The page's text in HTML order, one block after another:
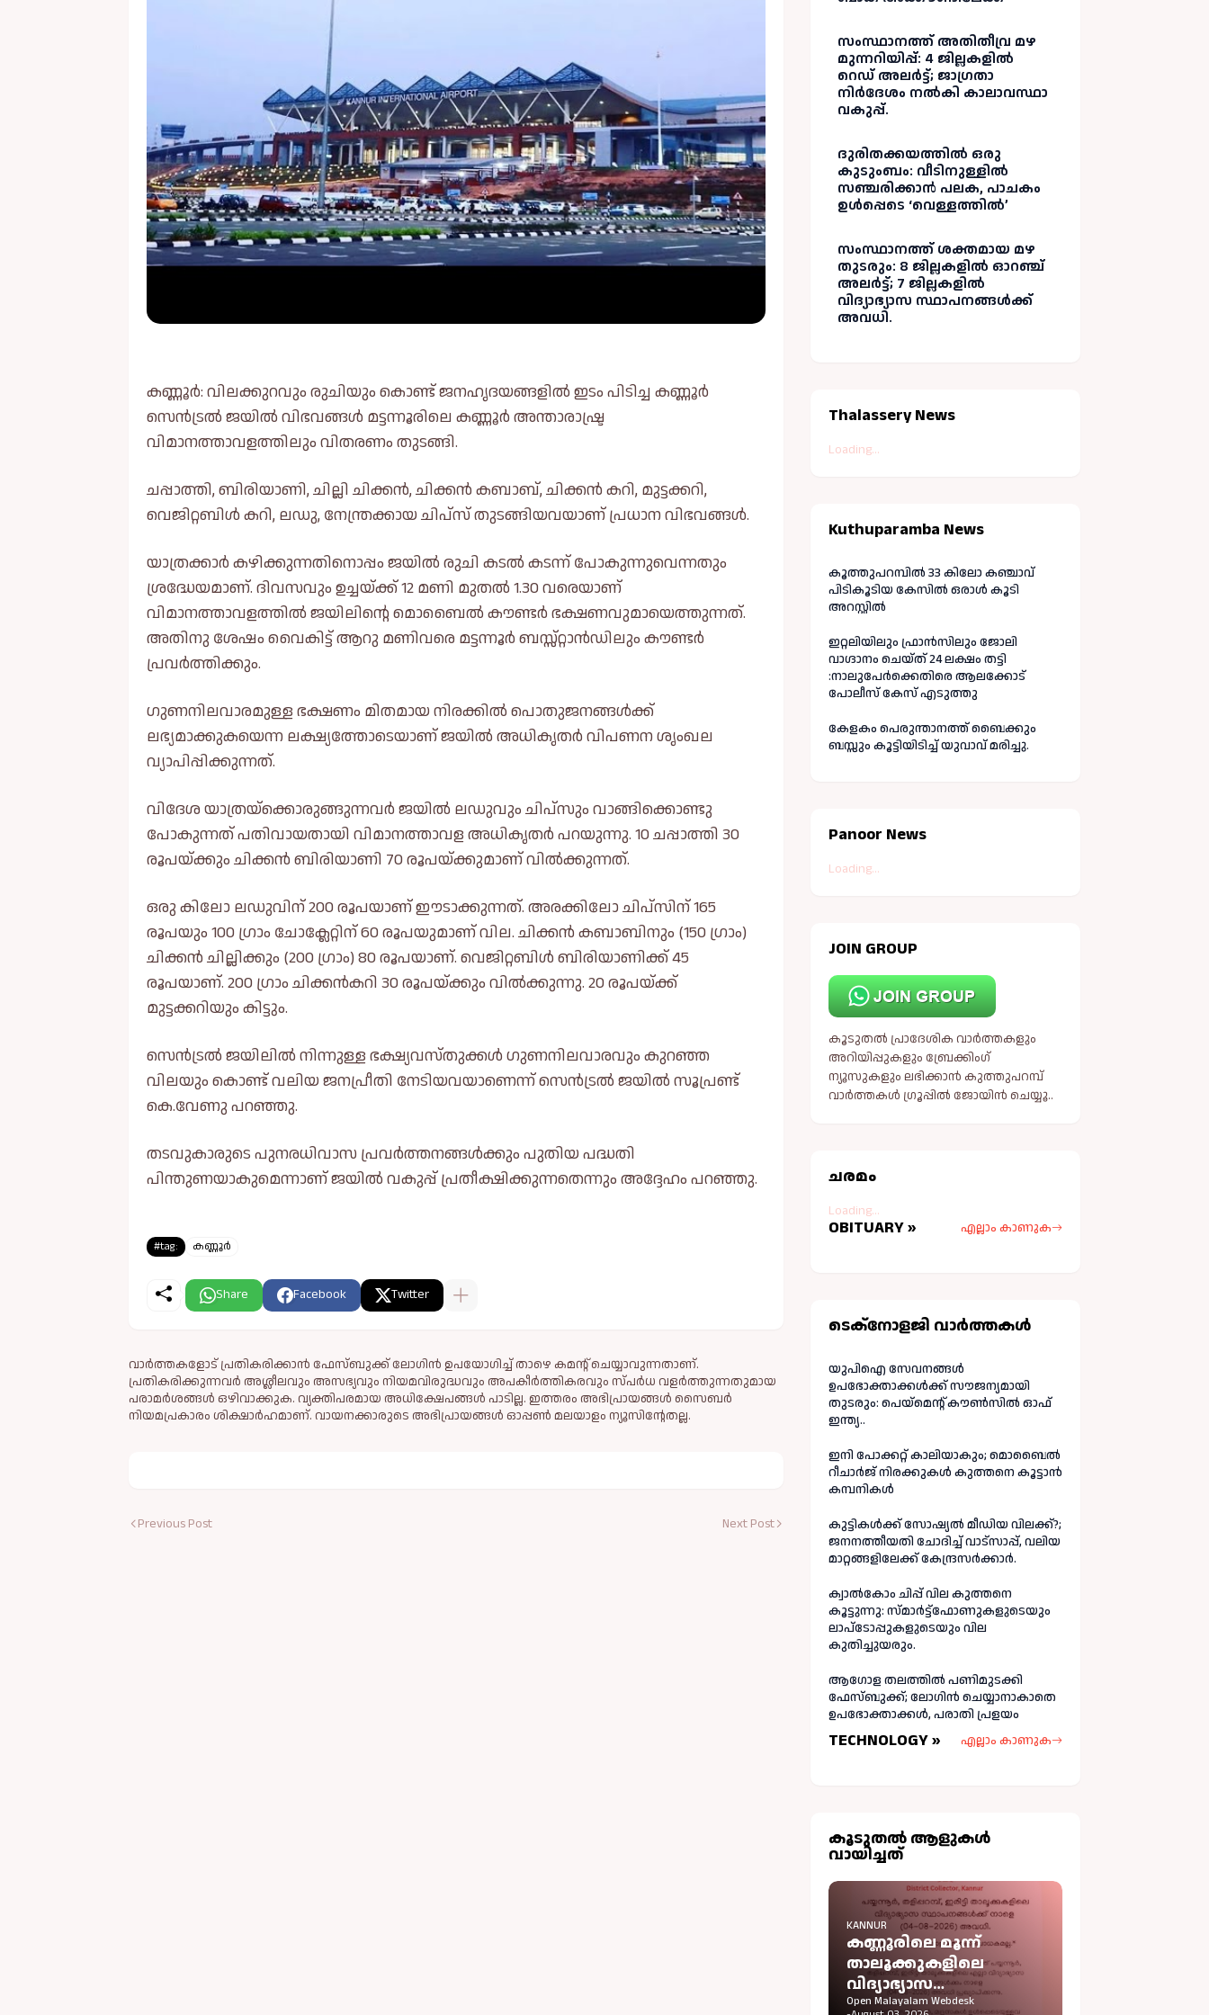
കണ്ണൂർ: വിലക്കുറവും രുചിയും കൊണ്ട് ജനഹൃദയങ്ങളിൽ ഇടം പിടിച്ച കണ്ണൂർ
സെൻട്രല്‍ ജയില്‍ വിഭവങ്ങള്‍ മട്ടന്നൂരിലെ കണ്ണൂർ അന്താരാഷ്ട്ര
വിമാനത്താവളത്തിലും വിതരണം തുടങ്ങി.
ചപ്പാത്തി, ബിരിയാണി, ചില്ലി ചിക്കൻ, ചിക്കൻ കബാബ്, ചിക്കൻ കറി, മുട്ടക്കറി,
വെജിറ്റബിള്‍ കറി, ലഡു, നേന്ത്രക്കായ ചിപ്സ് തുടങ്ങിയവയാണ് പ്രധാന വിഭവങ്ങള്‍.
യാത്രക്കാർ കഴിക്കുന്നതിനൊപ്പം ജയില്‍ രുചി കടല്‍ കടന്ന് പോകുന്നുവെന്നതും
ശ്രദ്ധേയമാണ്. ദിവസവും ഉച്ചയ്ക്ക് 12 മണി മുതല്‍ 1.30 വരെയാണ്
വിമാനത്താവളത്തില്‍ ജയിലിന്റെ മൊബൈല്‍ കൗണ്ടർ ഭക്ഷണവുമായെത്തുന്നത്.
അതിനു ശേഷം വൈകിട്ട് ആറു മണിവരെ മട്ടന്നൂർ ബസ്സ്റ്റാൻഡിലും കൗണ്ടർ
പ്രവർത്തിക്കും.
ഗുണനിലവാരമുള്ള ഭക്ഷണം മിതമായ നിരക്കില്‍ പൊതുജനങ്ങള്‍ക്ക്
ലഭ്യമാക്കുകയെന്ന ലക്ഷ്യത്തോടെയാണ് ജയില്‍ അധികൃതർ വിപണന ശൃംഖല
വ്യാപിപ്പിക്കുന്നത്.
വിദേശ യാത്രയ്‌ക്കൊരുങ്ങുന്നവർ ജയില്‍ ലഡുവും ചിപ്സും വാങ്ങിക്കൊണ്ടു
പോകുന്നത് പതിവായതായി വിമാനത്താവള അധികൃതർ പറയുന്നു. 10 ചപ്പാത്തി 30
രൂപയ്ക്കും ചിക്കൻ ബിരിയാണി 70 രൂപയ്ക്കുമാണ് വില്‍ക്കുന്നത്.
ഒരു കിലോ ലഡുവിന് 200 രൂപയാണ് ഈടാക്കുന്നത്. അരക്കിലോ ചിപ്സിന് 165
രൂപയും 100 ഗ്രാം ചോക്ലേറ്റിന് 60 രൂപയുമാണ് വില. ചിക്കൻ കബാബിനും (150 ഗ്രാം)
ചിക്കൻ ചില്ലിക്കും (200 ഗ്രാം) 80 രൂപയാണ്. വെജിറ്റബിള്‍ ബിരിയാണിക്ക് 45
രൂപയാണ്. 200 ഗ്രാം ചിക്കൻകറി 30 രൂപയ്ക്കും വില്‍ക്കുന്നു. 20 രൂപയ്ക്ക്
മുട്ടക്കറിയും കിട്ടും.
സെൻട്രല്‍ ജയിലില്‍ നിന്നുള്ള ഭക്ഷ്യവസ്തുക്കള്‍ ഗുണനിലവാരവും കുറഞ്ഞ
വിലയും കൊണ്ട് വലിയ ജനപ്രീതി നേടിയവയാണെന്ന് സെൻട്രല്‍ ജയില്‍ സൂപ്രണ്ട്
കെ.വേണു പറഞ്ഞു.
തടവുകാരുടെ പുനരധിവാസ പ്രവർത്തനങ്ങള്‍ക്കും പുതിയ പദ്ധതി
പിന്തുണയാകുമെന്നാണ് ജയില്‍ വകുപ്പ് പ്രതീക്ഷിക്കുന്നതെന്നും അദ്ദേഹം പറഞ്ഞു.
#tag: കണ്ണൂർ
Share Facebook Twitter
വാർത്തകളോട് പ്രതികരിക്കാൻ ഫേസ്ബുക്ക് ലോഗിൻ ഉപയോഗിച്ച് താഴെ കമന്റ് ചെയ്യാവുന്നതാണ്.
പ്രതികരിക്കുന്നവര്‍ അശ്ലീലവും അസഭ്യവും നിയമവിരുദ്ധവും അപകീര്‍ത്തികരവും സ്പര്‍ധ വളര്‍ത്തുന്നതുമായ
പരാമര്‍ശങ്ങള്‍ ഒഴിവാക്കുക. വ്യക്തിപരമായ അധിക്ഷേപങ്ങള്‍ പാടില്ല. ഇത്തരം അഭിപ്രായങ്ങള്‍ സൈബര്‍
നിയമപ്രകാരം ശിക്ഷാര്‍ഹമാണ്. വായനക്കാരുടെ അഭിപ്രായങ്ങള്‍ ഓപ്പൺ മലയാളം ന്യൂസിന്റേതല്ല.
Previous Post Next Post
സംസ്ഥാനത്ത് അതിതീവ്ര മഴ
മുന്നറിയിപ്പ്: 4 ജില്ലകളിൽ
റെഡ് അലർട്ട്; ജാഗ്രതാ
നിർദേശം നൽകി കാലാവസ്ഥാ
വകുപ്പ്.
ദുരിതക്കയത്തിൽ ഒരു
കുടുംബം: വീടിനുള്ളിൽ
സഞ്ചരിക്കാൻ പലക, പാചകം
ഉൾപ്പെടെ ‘വെള്ളത്തിൽ’
സംസ്ഥാനത്ത് ശക്തമായ മഴ
തുടരും: 8 ജില്ലകളിൽ ഓറഞ്ച്
അലർട്ട്; 7 ജില്ലകളിൽ
വിദ്യാഭ്യാസ സ്ഥാപനങ്ങൾക്ക്
അവധി.
Thalassery News
Loading...
Kuthuparamba News
കൂത്തുപറമ്പിൽ 33 കിലോ കഞ്ചാവ്
പിടികൂടിയ കേസിൽ ഒരാൾ കൂടി
അറസ്റ്റിൽ
ഇറ്റലിയിലും ഫ്രാൻസിലും ജോലി
വാഗ്ദാനം ചെയ്ത് 24 ലക്ഷം തട്ടി
:നാലുപേർക്കെതിരെ ആലക്കോട്
പോലീസ് കേസ് എടുത്തു
കേളകം പെരുന്താനത്ത് ബൈക്കും
ബസ്സും കൂട്ടിയിടിച്ച് യുവാവ് മരിച്ചു.
Panoor News
Loading...
JOIN GROUP
കൂടുതൽ പ്രാദേശിക വാർത്തകളും
അറിയിപ്പുകളും ബ്രേക്കിംഗ്
ന്യൂസുകളും ലഭിക്കാൻ കുത്തുപറമ്പ്
വാർത്തകൾ ഗ്രൂപ്പിൽ ജോയിൻ ചെയ്യൂ..
ചരമം
Loading...
OBITUARY » എല്ലാം കാണുക
ടെക്നോളജി വാർത്തകള്‍
യുപിഐ സേവനങ്ങൾ
ഉപഭോക്താക്കൾക്ക് സൗജന്യമായി
തുടരും: പെയ്മെന്റ് കൗൺസിൽ ഓഫ്
ഇന്ത്യ..
ഇനി പോക്കറ്റ് കാലിയാകും; മൊബൈൽ
റീചാർജ് നിരക്കുകൾ കുത്തനെ കൂട്ടാൻ
കമ്പനികൾ
കുട്ടികൾക്ക് സോഷ്യൽ മീഡിയ വിലക്ക്?;
ജനനത്തീയതി ചോദിച്ച് വാട്‌സാപ്പ്, വലിയ
മാറ്റങ്ങളിലേക്ക് കേന്ദ്രസർക്കാർ.
ക്വാൽകോം ചിപ്പ് വില കുത്തനെ
കൂട്ടുന്നു: സ്മാർട്ട്ഫോണുകളുടെയും
ലാപ്ടോപ്പുകളുടെയും വില
കുതിച്ചുയരും.
ആഗോള തലത്തിൽ പണിമുടക്കി
ഫേസ്ബുക്ക്; ലോഗിന്‍ ചെയ്യാനാകാതെ
ഉപഭോക്താക്കള്‍, പരാതി പ്രളയം
TECHNOLOGY » എല്ലാം കാണുക
കൂടുതല്‍ ആളുകള്‍
വായിച്ചത്
KANNUR
കണ്ണൂരിലെ മൂന്ന്
താലൂക്കുകളിലെ
വിദ്യാഭ്യാസ
സ്ഥാപനങ്ങൾക്ക് നാളെ
Open Malayalam Webdesk